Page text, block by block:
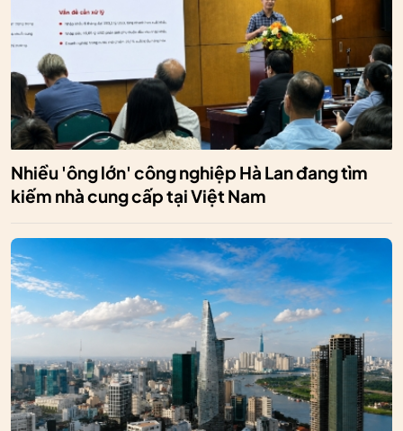
Nhiều 'ông lớn' công nghiệp Hà Lan đang tìm
kiếm nhà cung cấp tại Việt Nam